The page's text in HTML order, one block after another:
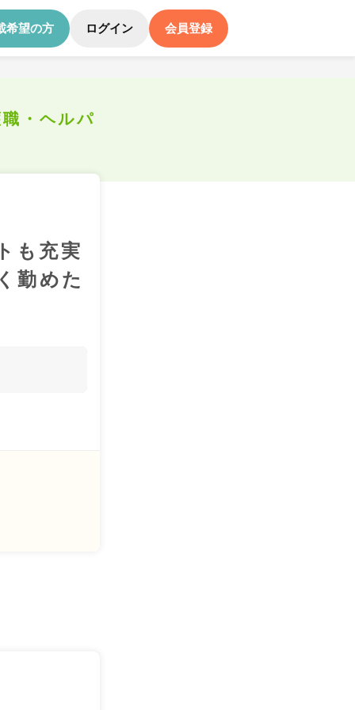
希望の方 ログイン 会員登録
・ヘルパ
も充実
勤めた